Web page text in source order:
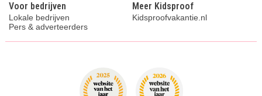
Voor bedrijven
Lokale bedrijven
Pers & adverteerders
Meer Kidsproof
Kidsproofvakantie.nl